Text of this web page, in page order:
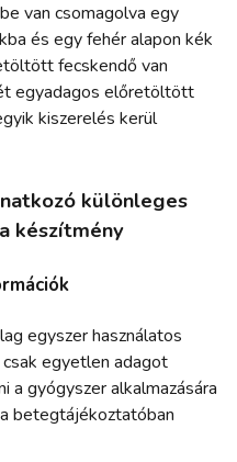
van csomagolva egy
és egy fehér alapon kék
fecskendő van
egyadagos előretöltött
kiszerelés kerül
különleges
készítmény
egyszer használatos
egyetlen adagot
a gyógyszer alkalmazására
betegtájékoztatóban